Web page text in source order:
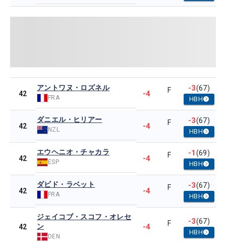
42
アントワヌ・ロズネル
FRA -4 F -3(67)
HBH
42
ダニエル・ヒリアー
NZL -4 F -3(67)
HBH
42
エウヘニオ・チャカラ
ESP -4 F -1(69)
HBH
42
ダビド・ラベット
FRA -4 F -3(67)
HBH
42
ジェイコブ・スコフ・オレセ
ン
DEN
-4 F -3(67)
HBH